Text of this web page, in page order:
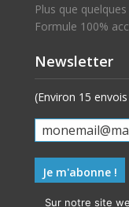
Plus que
Formule 100%
Newsletter
(Environ 15
Sur notre site